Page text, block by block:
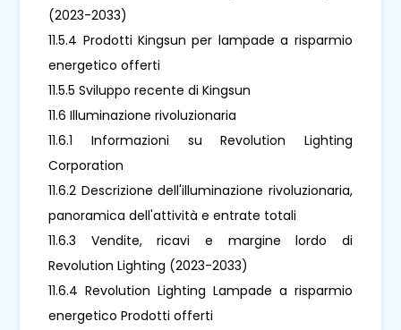
(2023-2033)
11.5.4 Prodotti Kingsun per lampade a risparmio
energetico offerti
11.5.5 Sviluppo recente di Kingsun
11.6 Illuminazione rivoluzionaria
11.6.1 Informazioni su Revolution Lighting
Corporation
11.6.2 Descrizione dell'illuminazione rivoluzionaria,
panoramica dell'attività e entrate totali
11.6.3 Vendite, ricavi e margine lordo di
Revolution Lighting (2023-2033)
11.6.4 Revolution Lighting Lampade a risparmio
energetico Prodotti offerti